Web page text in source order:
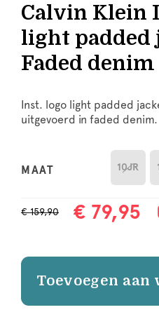
Calvin Klein
light padded
Faded denim
Inst. logo light padded
uitgevoerd in faded denim.
MAAT 10JR
€ 159,90 € 79,95
Toevoegen